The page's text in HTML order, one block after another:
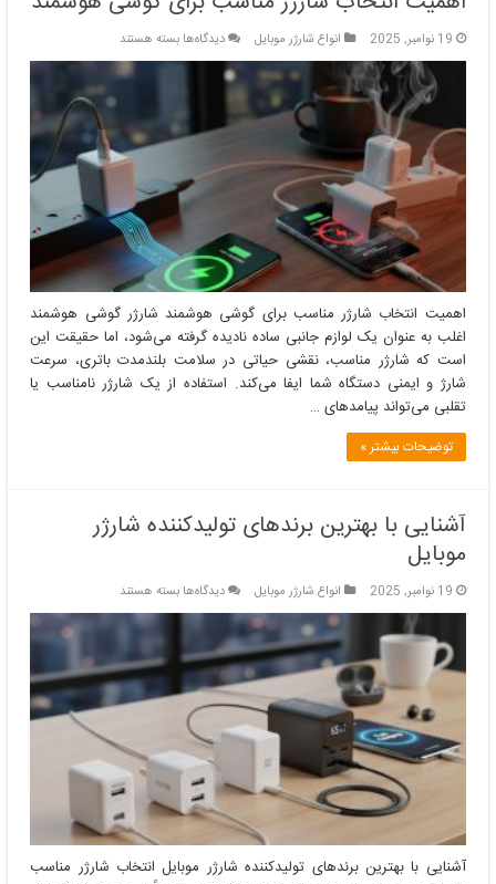
19 نوامبر, 2025 انواع شارژر موبایل دیدگاه‌هابرای
اهمیت
مناسب
برای
هوشمند
بسته هستند
اهمیت انتخاب شارژر مناسب برای گوشی هوشمند شارژر گوشی هوشمند
اغلب به عنوان یک لوازم جانبی ساده نادیده گرفته می‌شود، اما حقیقت این
است که شارژر مناسب، نقشی حیاتی در سلامت بلندمدت باتری، سرعت
شارژ و ایمنی دستگاه شما ایفا می‌کند. استفاده از یک شارژر نامناسب یا
تقلبی می‌تواند پیامدهای …
توضیحات بیشتر »
آشنایی با بهترین برندهای تولیدکننده شارژر
موبایل
19 نوامبر, 2025 انواع شارژر موبایل دیدگاه‌هابرای
آشنایی
بهترین
برندهای
تولیدکننده
بسته هستند
آشنایی با بهترین برندهای تولیدکننده شارژر موبایل انتخاب شارژر مناسب